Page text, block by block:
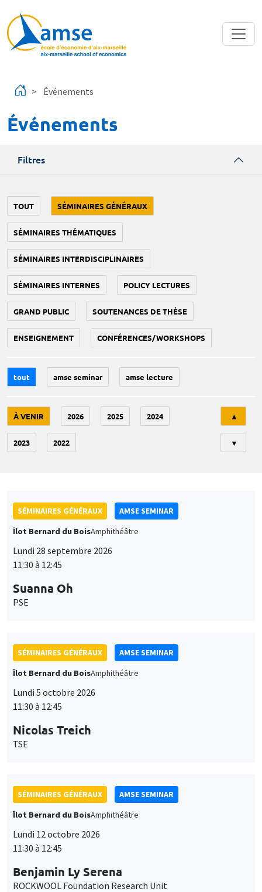
Événements
Événements
Filtres
TOUT SÉMINAIRES GÉNÉRAUX
SÉMINAIRES THÉMATIQUES
SÉMINAIRES INTERDISCIPLINAIRES
SÉMINAIRES INTERNES POLICY LECTURES
GRAND PUBLIC SOUTENANCES DE THÈSE
ENSEIGNEMENT CONFÉRENCES/WORKSHOPS
tout amse seminar amse lecture
À VENIR 2026 2025 2024
2023 2022
▲
▼
SÉMINAIRES GÉNÉRAUX
AMSE SEMINAR
Îlot Bernard du BoisAmphithéâtre
Lundi 28 septembre 2026
11:30 à 12:45
Suanna Oh
PSE
SÉMINAIRES GÉNÉRAUX
AMSE SEMINAR
Îlot Bernard du BoisAmphithéâtre
Lundi 5 octobre 2026
11:30 à 12:45
Nicolas Treich
TSE
SÉMINAIRES GÉNÉRAUX
AMSE SEMINAR
Îlot Bernard du BoisAmphithéâtre
Lundi 12 octobre 2026
11:30 à 12:45
Benjamin Ly Serena
ROCKWOOL Foundation Research Unit